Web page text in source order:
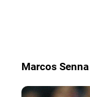
Marcos